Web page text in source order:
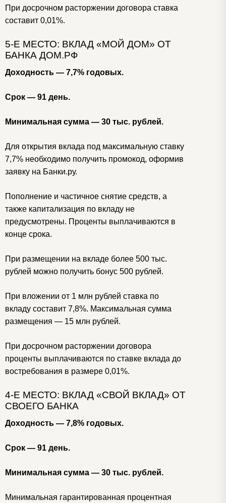
При досрочном расторжении договора ставка
составит 0,01%.
5-Е МЕСТО: ВКЛАД «МОЙ ДОМ» ОТ
БАНКА ДОМ.РФ
Доходность — 7,7% годовых.
Срок — 91 день.
Минимальная сумма — 30 тыс. рублей.
Для открытия вклада под максимальную ставку
7,7% необходимо получить промокод, оформив
заявку на Банки.ру.
Пополнение и частичное снятие средств, а
также капитализация по вкладу не
предусмотрены. Проценты выплачиваются в
конце срока.
При размещении на вкладе более 500 тыс.
рублей можно получить бонус 500 рублей.
При вложении от 1 млн рублей ставка по
вкладу составит 7,8%. Максимальная сумма
размещения — 15 млн рублей.
При досрочном расторжении договора
проценты выплачиваются по ставке вклада до
востребования в размере 0,01%.
4-Е МЕСТО: ВКЛАД «СВОЙ ВКЛАД» ОТ
СВОЕГО БАНКА
Доходность — 7,8% годовых.
Срок — 91 день.
Минимальная сумма — 30 тыс. рублей.
Минимальная гарантированная процентная